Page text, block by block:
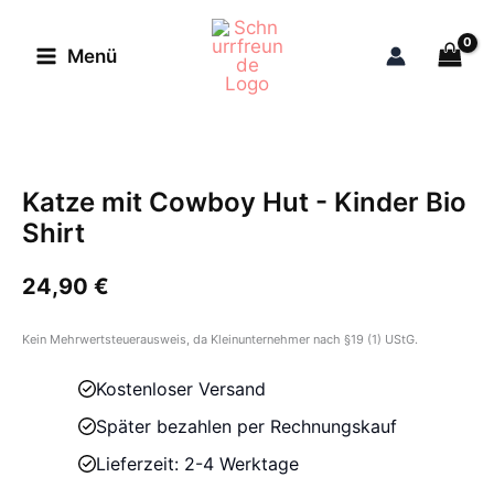
Inhalt
Menü
Katze mit Cowboy Hut - Kinder Bio
Shirt
24,90 €
Kein Mehrwertsteuerausweis, da Kleinunternehmer nach §19 (1) UStG.
Kostenloser Versand
Später bezahlen per Rechnungskauf
Lieferzeit: 2-4 Werktage